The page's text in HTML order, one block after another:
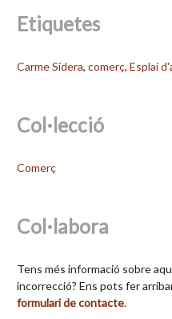
Etiquetes
Carme Sidera, comerç, Esplai
Col·lecció
Comerç
Col·labora
Tens més informació sobre
incorrecció? Ens pots fer
formulari de contacte.